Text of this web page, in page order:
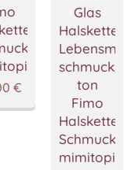
€
Glas
ton
Fimo
mimitopia